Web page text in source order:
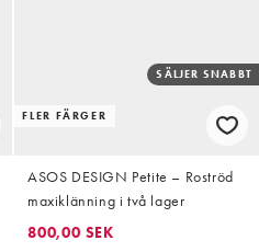
FLER FÄRGER
SÄLJER SNABBT
ASOS DESIGN Petite – Roströd
maxiklänning i två lager
800,00 SEK